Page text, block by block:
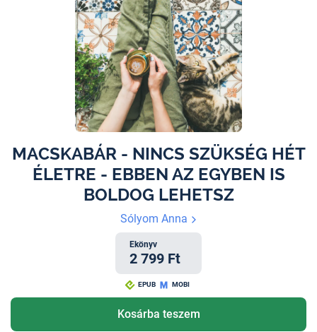
MACSKABÁR - NINCS SZÜKSÉG HÉT
ÉLETRE - EBBEN AZ EGYBEN IS
BOLDOG LEHETSZ
Sólyom Anna
Ekönyv
2 799 Ft
EPUB MOBI
Kosárba teszem